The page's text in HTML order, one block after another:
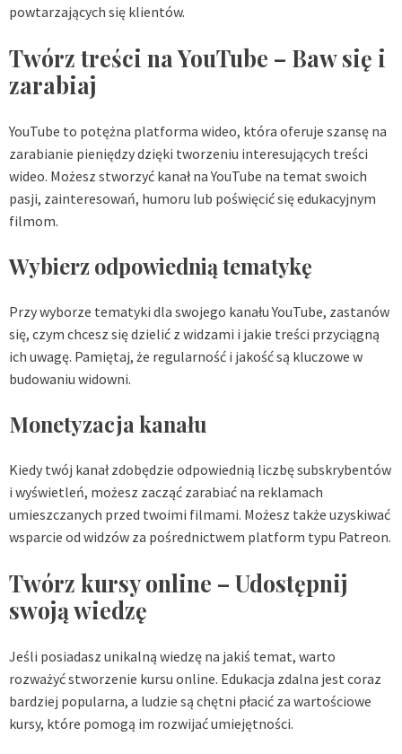
powtarzających się klientów.
Twórz treści na YouTube – Baw się i
zarabiaj
YouTube to potężna platforma wideo, która oferuje szansę na
zarabianie pieniędzy dzięki tworzeniu interesujących treści
wideo. Możesz stworzyć kanał na YouTube na temat swoich
pasji, zainteresowań, humoru lub poświęcić się edukacyjnym
filmom.
Wybierz odpowiednią tematykę
Przy wyborze tematyki dla swojego kanału YouTube, zastanów
się, czym chcesz się dzielić z widzami i jakie treści przyciągną
ich uwagę. Pamiętaj, że regularność i jakość są kluczowe w
budowaniu widowni.
Monetyzacja kanału
Kiedy twój kanał zdobędzie odpowiednią liczbę subskrybentów
i wyświetleń, możesz zacząć zarabiać na reklamach
umieszczanych przed twoimi filmami. Możesz także uzyskiwać
wsparcie od widzów za pośrednictwem platform typu Patreon.
Twórz kursy online – Udostępnij
swoją wiedzę
Jeśli posiadasz unikalną wiedzę na jakiś temat, warto
rozważyć stworzenie kursu online. Edukacja zdalna jest coraz
bardziej popularna, a ludzie są chętni płacić za wartościowe
kursy, które pomogą im rozwijać umiejętności.